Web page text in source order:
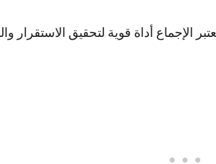
الإجماع أداة قوية لتحقيق الاستقرار